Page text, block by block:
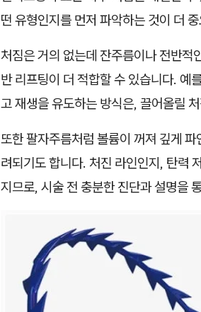
떤 유형인지를 먼저 파악하는 것이 더
처짐은 거의 없는데 잔주름이나 전반
반 리프팅이 더 적합할 수 있습니다. 예
고 재생을 유도하는 방식은, 끌어올릴
또한 팔자주름처럼 볼륨이 꺼져 깊게
려되기도 합니다. 처진 라인인지, 탄력
지므로, 시술 전 충분한 진단과 설명을